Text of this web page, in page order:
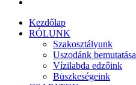
Kezdőlap
RÓLUNK
Szakosztályunk
Uszodánk bemutatása
Vízilabda edzőink
Büszkeségeink